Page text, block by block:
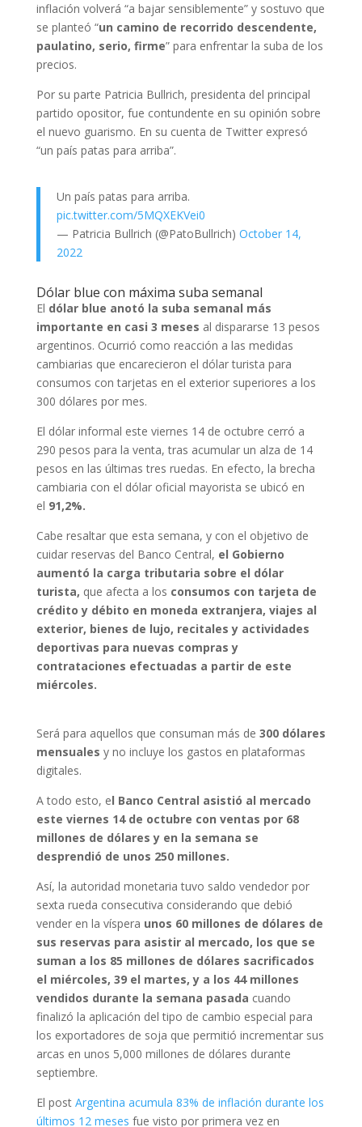
inflación volverá “a bajar sensiblemente” y sostuvo que
se planteó “un camino de recorrido descendente,
paulatino, serio, firme” para enfrentar la suba de los
precios.
Por su parte Patricia Bullrich, presidenta del principal
partido opositor, fue contundente en su opinión sobre
el nuevo guarismo. En su cuenta de Twitter expresó
“un país patas para arriba”.
Un país patas para arriba.
pic.twitter.com/5MQXEKVei0
— Patricia Bullrich (@PatoBullrich) October 14,
2022
Dólar blue con máxima suba semanal
El dólar blue anotó la suba semanal más
importante en casi 3 meses al dispararse 13 pesos
argentinos. Ocurrió como reacción a las medidas
cambiarias que encarecieron el dólar turista para
consumos con tarjetas en el exterior superiores a los
300 dólares por mes.
El dólar informal este viernes 14 de octubre cerró a
290 pesos para la venta, tras acumular un alza de 14
pesos en las últimas tres ruedas. En efecto, la brecha
cambiaria con el dólar oficial mayorista se ubicó en
el 91,2%.
Cabe resaltar que esta semana, y con el objetivo de
cuidar reservas del Banco Central, el Gobierno
aumentó la carga tributaria sobre el dólar
turista, que afecta a los consumos con tarjeta de
crédito y débito en moneda extranjera, viajes al
exterior, bienes de lujo, recitales y actividades
deportivas para nuevas compras y
contrataciones efectuadas a partir de este
miércoles.
Será para aquellos que consuman más de 300 dólares
mensuales y no incluye los gastos en plataformas
digitales.
A todo esto, el Banco Central asistió al mercado
este viernes 14 de octubre con ventas por 68
millones de dólares y en la semana se
desprendió de unos 250 millones.
Así, la autoridad monetaria tuvo saldo vendedor por
sexta rueda consecutiva considerando que debió
vender en la víspera unos 60 millones de dólares de
sus reservas para asistir al mercado, los que se
suman a los 85 millones de dólares sacrificados
el miércoles, 39 el martes, y a los 44 millones
vendidos durante la semana pasada cuando
finalizó la aplicación del tipo de cambio especial para
los exportadores de soja que permitió incrementar sus
arcas en unos 5,000 millones de dólares durante
septiembre.
El post Argentina acumula 83% de inflación durante los
últimos 12 meses fue visto por primera vez en